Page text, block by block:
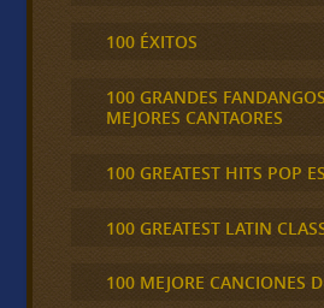
100 ÉXITOS
100 GRANDES
MEJORES CANTAORES
100 GREATEST HITS POP
100 GREATEST LATIN
100 MEJORE CANCIONES